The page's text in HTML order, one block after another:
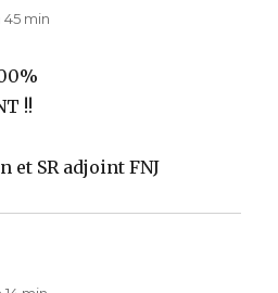
45 min
!!
et SR adjoint FNJ